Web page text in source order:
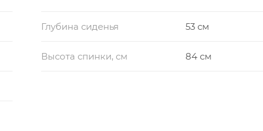
Глубина сиденья 53 см
Высота спинки, см 84 см